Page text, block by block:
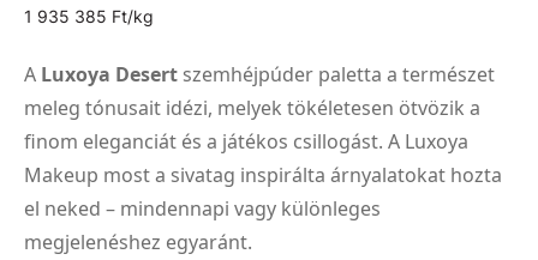
1 935 385 Ft/kg
A Luxoya Desert szemhéjpúder paletta a természet
meleg tónusait idézi, melyek tökéletesen ötvözik a
finom eleganciát és a játékos csillogást. A Luxoya
Makeup most a sivatag inspirálta árnyalatokat hozta
el neked – mindennapi vagy különleges
megjelenéshez egyaránt.